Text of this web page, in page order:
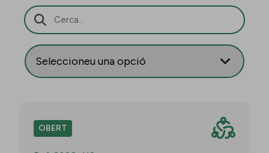
Barra de cerca
OBERT